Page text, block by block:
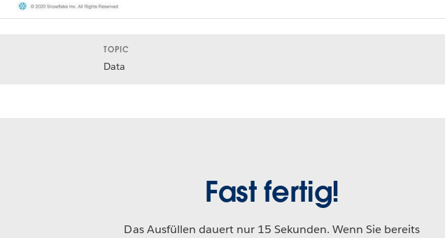
TOPIC
Data
Fast fertig!
Das Ausfüllen dauert nur 15 Sekunden. Wenn Sie bereits